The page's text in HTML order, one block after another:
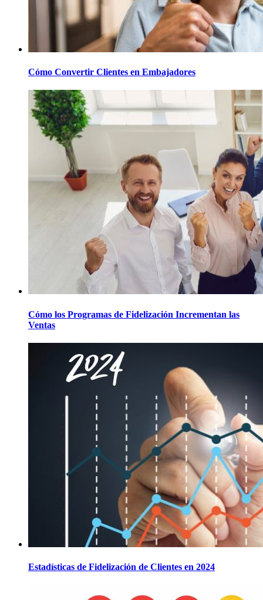
Cómo Convertir Clientes en Embajadores
Cómo los Programas de Fidelización Incrementan las
Ventas
Estadísticas de Fidelización de Clientes en 2024